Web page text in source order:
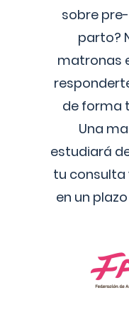
sobre
parto?
matronas
de forma
Una
estudiará
tu consulta
en un